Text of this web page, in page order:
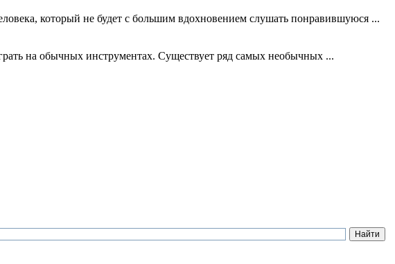
который не будет с большим вдохновением слушать понравившуюся ...
на обычных инструментах. Существует ряд самых необычных ...